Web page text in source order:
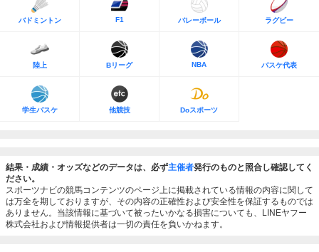
バドミントン F1 バレーボール ラグビー
陸上 Bリーグ NBA バスケ代表
学生バスケ 他競技 Doスポーツ
結果・成績・オッズなどのデータは、必ず主催者発行のものと照合し確認してく
ださい。
スポーツナビの競馬コンテンツのページ上に掲載されている情報の内容に関して
は万全を期しておりますが、その内容の正確性および安全性を保証するものでは
ありません。当該情報に基づいて被ったいかなる損害についても、LINEヤフー
株式会社および情報提供者は一切の責任を負いかねます。